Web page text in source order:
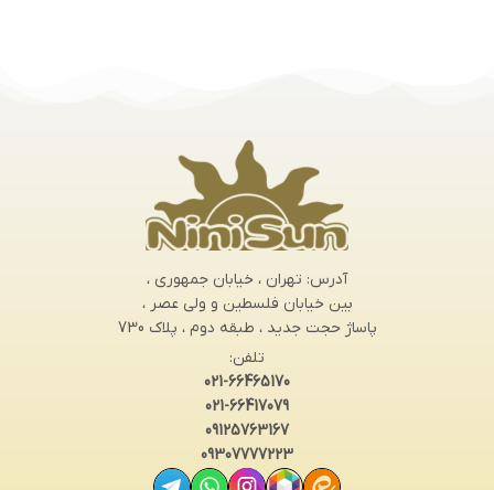
آدرس: تهران ، خیابان جمهوری ،
بین خیابان فلسطین و ولی عصر ،
پاساژ حجت جدید ، طبقه دوم ، پلاک 730
تلفن:
021-66465170
021-66417079
09125763167
09307777223